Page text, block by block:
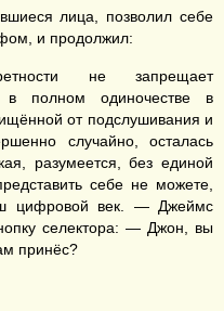
лица, позволил себе
и продолжил:
не запрещает
в полном одиночестве в
от подслушивания и
случайно, осталась
разумеется, без единой
себе не можете,
цифровой век. — Джеймс
селектора: — Джон, вы
принёс?